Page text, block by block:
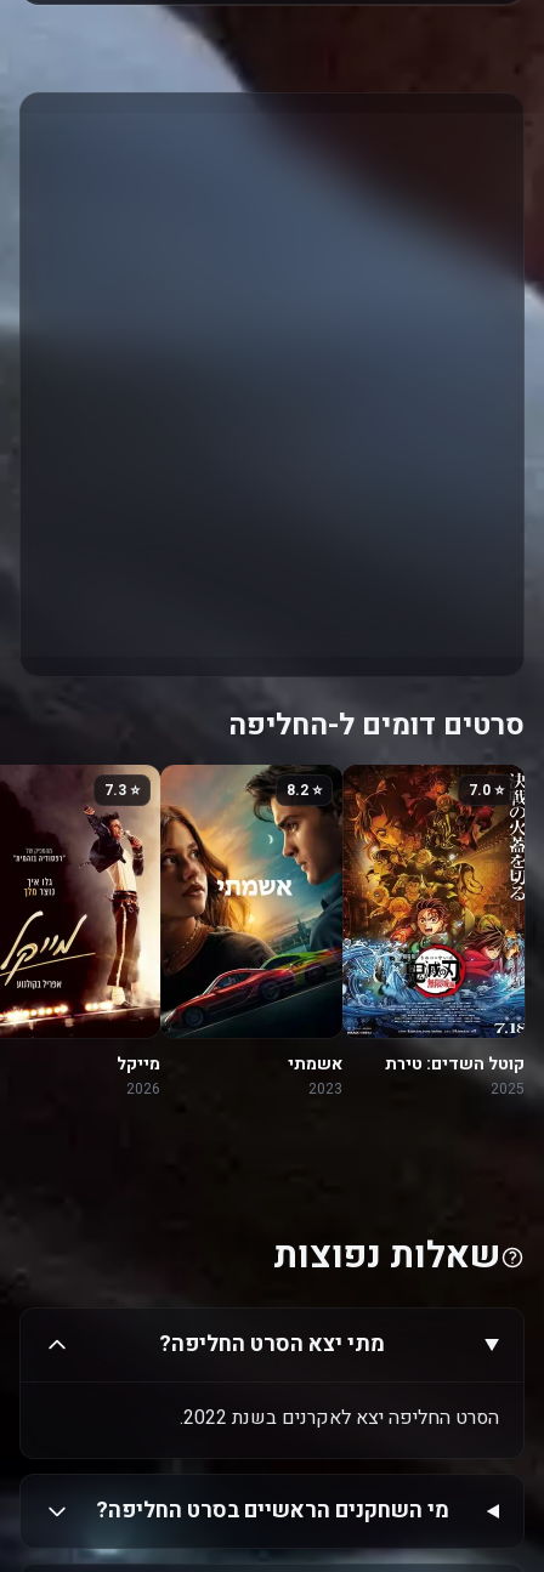
סרטים דומים ל-החליפה
⭐ 7.0
קוטל השדים: טירת
האינסוף
2025
⭐ 8.2
אשמתי
2023
⭐ 7.3
מייקל
2026
שאלות נפוצות
מתי יצא הסרט החליפה?
הסרט החליפה יצא לאקרנים בשנת 2022.
מי השחקנים הראשיים בסרט החליפה?